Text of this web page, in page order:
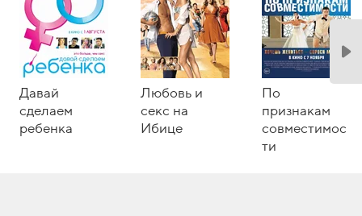
Давай
сделаем
ребенка
Любовь и
секс на
Ибице
По
признакам
совместимос
ти